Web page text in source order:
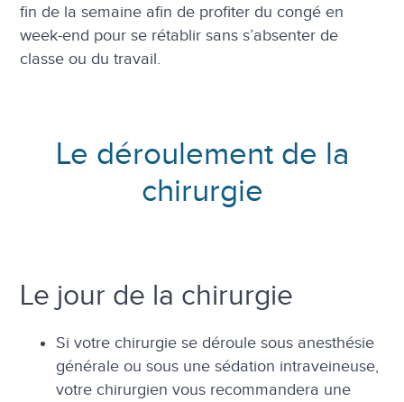
fin de la semaine afin de profiter du congé en
week-end pour se rétablir sans s’absenter de
classe ou du travail.
Le déroulement de la
chirurgie
Le jour de la chirurgie
Si votre chirurgie se déroule sous anesthésie
générale ou sous une sédation intraveineuse,
votre chirurgien vous recommandera une